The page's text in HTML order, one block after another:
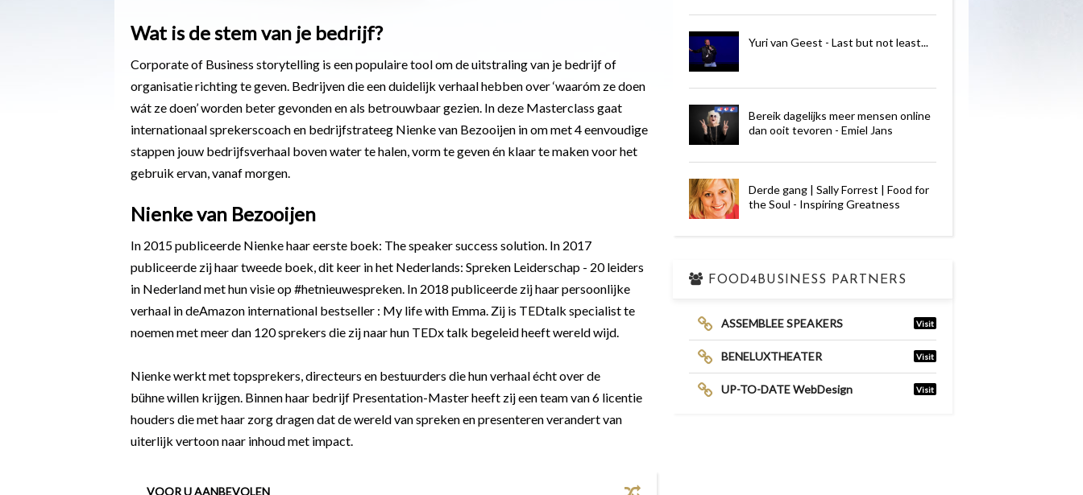
Wat is de stem van je bedrijf?
Corporate of Business storytelling is een populaire tool om de uitstraling van je bedrijf of
organisatie richting te geven. Bedrijven die een duidelijk verhaal hebben over ‘waaróm ze doen
wát ze doen’ worden beter gevonden en als betrouwbaar gezien. In deze Masterclass gaat
internationaal sprekerscoach en bedrijfstrateeg Nienke van Bezooijen in om met 4 eenvoudige
stappen jouw bedrijfsverhaal boven water te halen, vorm te geven én klaar te maken voor het
gebruik ervan, vanaf morgen.
Nienke van Bezooijen
In 2015 publiceerde Nienke haar eerste boek: The speaker success solution. In 2017
publiceerde zij haar tweede boek, dit keer in het Nederlands: Spreken Leiderschap - 20 leiders
in Nederland met hun visie op #hetnieuwespreken. In 2018 publiceerde zij haar persoonlijke
verhaal in deAmazon international bestseller : My life with Emma. Zij is TEDtalk specialist te
noemen met meer dan 120 sprekers die zij naar hun TEDx talk begeleid heeft wereld wijd.
Nienke werkt met topsprekers, directeurs en bestuurders die hun verhaal écht over de
bühne willen krijgen. Binnen haar bedrijf Presentation-Master heeft zij een team van 6 licentie
houders die met haar zorg dragen dat de wereld van spreken en presenteren verandert van
uiterlijk vertoon naar inhoud met impact.
VOOR U AANBEVOLEN
Yuri van Geest - Last but not least...
Bereik dagelijks meer mensen online
dan ooit tevoren - Emiel Jans
Derde gang | Sally Forrest | Food for
the Soul - Inspiring Greatness
FOOD4BUSINESS PARTNERS
ASSEMBLEE SPEAKERS Visit
BENELUXTHEATER Visit
UP-TO-DATE WebDesign Visit